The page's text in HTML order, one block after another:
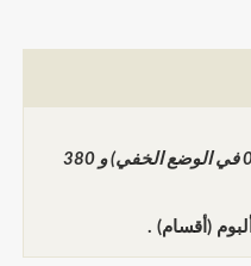
380
ألبوم (أقسام) .